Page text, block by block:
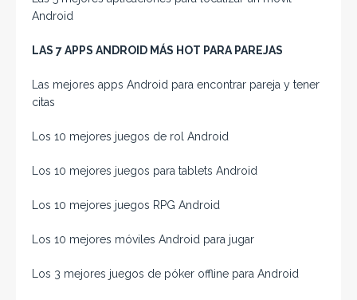
Android
LAS 7 APPS ANDROID MÁS HOT PARA PAREJAS
Las mejores apps Android para encontrar pareja y tener
citas
Los 10 mejores juegos de rol Android
Los 10 mejores juegos para tablets Android
Los 10 mejores juegos RPG Android
Los 10 mejores móviles Android para jugar
Los 3 mejores juegos de póker offline para Android